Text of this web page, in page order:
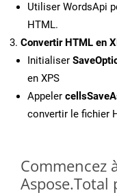
Utiliser WordsApi
HTML.
Convertir HTML en
Initialiser
en XPS
Appeler
convertir le fichier
Commencez
Aspose.Total